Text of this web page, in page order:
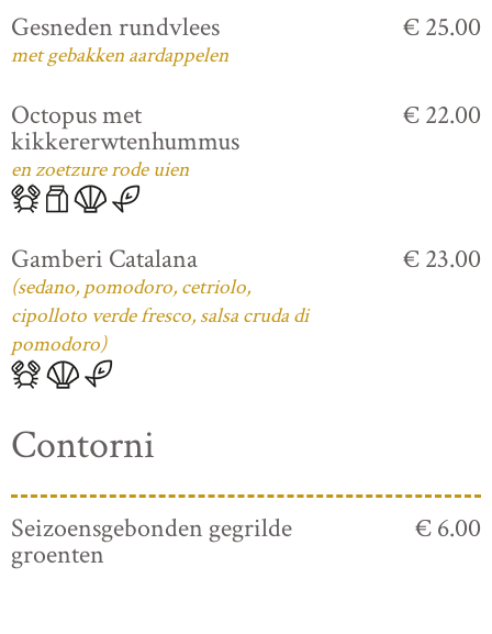
Gesneden rundvlees
met gebakken aardappelen
€ 25.00
Octopus met
kikkererwtenhummus
en zoetzure rode uien
€ 22.00
Gamberi Catalana
(sedano, pomodoro, cetriolo,
cipolloto verde fresco, salsa cruda di
pomodoro)
€ 23.00
Contorni
Seizoensgebonden gegrilde
groenten
€ 6.00